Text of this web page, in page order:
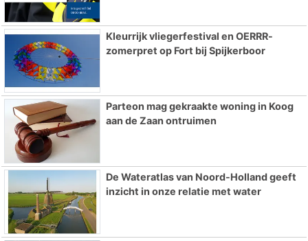
Kleurrijk vliegerfestival en OERRR-
zomerpret op Fort bij Spijkerboor
Parteon mag gekraakte woning in Koog
aan de Zaan ontruimen
De Wateratlas van Noord-Holland geeft
inzicht in onze relatie met water